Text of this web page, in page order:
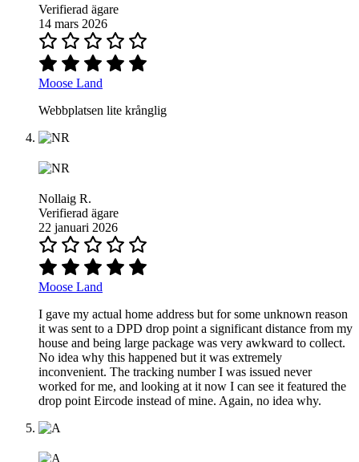
Verifierad ägare
14 mars 2026
Moose Land
Webbplatsen lite krånglig
Nollaig R.
Verifierad ägare
22 januari 2026
Moose Land
I gave my actual home address but for some unknown reason
it was sent to a DPD drop point a significant distance from my
house and being large package was very awkward to collect.
No idea why this happened but it was extremely
inconvenient. The tracking number I was issued never
worked for me, and looking at it now I can see it featured the
drop point Eircode instead of mine. Again, no idea why.